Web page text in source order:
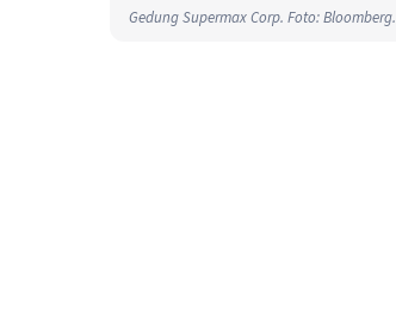
Gedung Supermax Corp. Foto: Bloomberg.